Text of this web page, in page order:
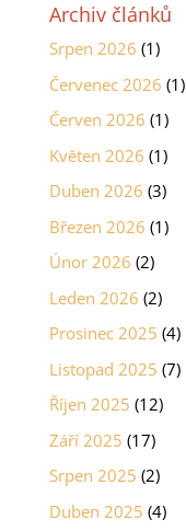
Archiv článků
Srpen 2026 (1)
Červenec 2026 (1)
Červen 2026 (1)
Květen 2026 (1)
Duben 2026 (3)
Březen 2026 (1)
Únor 2026 (2)
Leden 2026 (2)
Prosinec 2025 (4)
Listopad 2025 (7)
Říjen 2025 (12)
Září 2025 (17)
Srpen 2025 (2)
Duben 2025 (4)